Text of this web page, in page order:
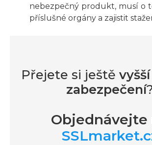
nebezpečný produkt, musí o
příslušné orgány a zajistit
Přejete si ještě
zabezpečení
Objednávejte